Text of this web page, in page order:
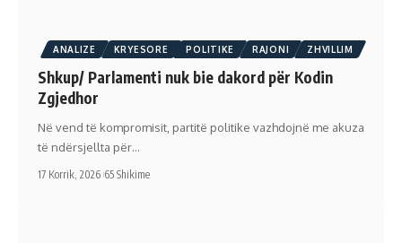
ANALIZE KRYESORE POLITIKE RAJONI ZHVILLIM
Shkup/ Parlamenti nuk bie dakord për Kodin
Zgjedhor
Në vend të kompromisit, partitë politike vazhdojnë me akuza
të ndërsjellta për…
17 Korrik, 2026 65 Shikime